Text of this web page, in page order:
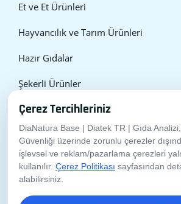
Et ve Et Ürünleri
Hayvancılık ve Tarım Ürünleri
Hazır Gıdalar
Şekerli Ürünler
İçecekler
Meyve, Sebze ve İşlenmiş Ürünler
Unlu Mamüller
Çerez Tercihleriniz
DiaNatura Base | Diatek TR | Gıda
Güvenliği üzerinde zorunlu çerezler
işlevsel ve reklam/pazarlama çerezleri
kullanılır. Çerez Politikası sayfasından
alabilirsiniz.